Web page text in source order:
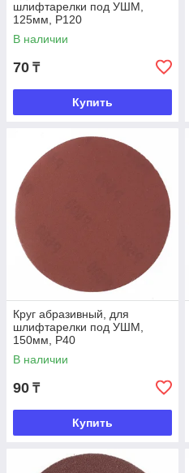
шлифтарелки под УШМ,
125мм, Р120
В наличии
70 ₸
Купить
Круг абразивный, для
шлифтарелки под УШМ,
150мм, Р40
В наличии
90 ₸
Купить